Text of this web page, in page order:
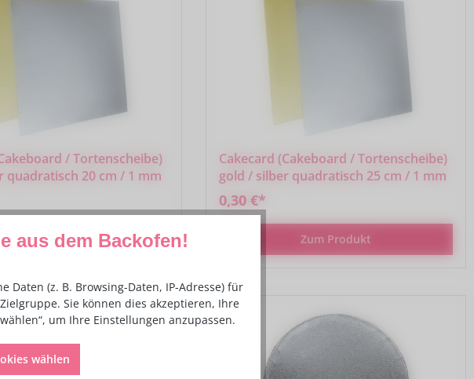
/ Tortenscheibe)
quadratisch 20 cm / 1 mm
Zum Produkt
Cakecard (Cakeboard / Tortenscheibe)
gold / silber quadratisch 25 cm / 1 mm
0,30 €*
Zum Produkt
aus dem Backofen!
Daten (z. B. Browsing-Daten, IP-Adresse) für
Sie können dies akzeptieren, Ihre
um Ihre Einstellungen anzupassen.
wählen